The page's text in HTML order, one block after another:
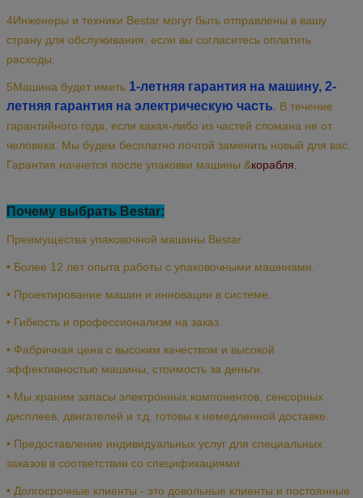
4Инженеры и техники Bestar могут быть отправлены в вашу
страну для обслуживания, если вы согласитесь оплатить
расходы.
5Машина будет иметь 1-летняя гарантия на машину, 2-
летняя гарантия на электрическую часть
В течение
гарантийного года, если какая-либо из частей сломана не от
человека. Мы будем бесплатно почтой заменить новый для вас.
Гарантия начнется после упаковки машины &корабля.
Почему выбрать Bestar:
Преимущества упаковочной машины Bestar
• Более 12 лет опыта работы с упаковочными машинами.
• Проектирование машин и инновации в системе.
• Гибкость и профессионализм на заказ.
• Фабричная цена с высоким качеством и высокой
эффективностью машины, стоимость за деньги.
• Мы храним запасы электронных компонентов, сенсорных
дисплеев, двигателей и т.д. готовы к немедленной доставке.
• Предоставление индивидуальных услуг для специальных
заказов в соответствии со спецификациями.
• Долгосрочные клиенты - это довольные клиенты и постоянные